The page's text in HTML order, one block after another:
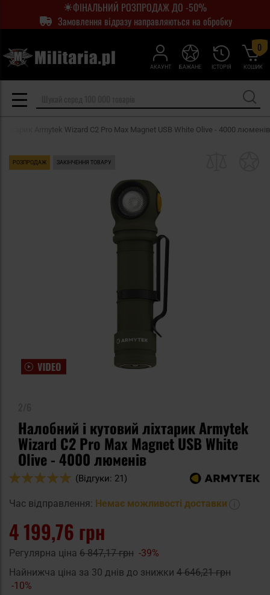
ФІНАЛЬНИЙ РОЗПРОДАЖ ДО -50%
Замовлення відразу направляються на обробку
АКАУНТ ІСТОРІЯ
БАЖАНЕ КОШИК
0
Armytek Wizard C2 Pro Max Magnet USB White Olive - 4000 люменів
РОЗПРОДАЖ ЗАКІНЧЕННЯ ТОВАРУ
Налобний і кутовий ліхтарик Armytek
Wizard C2 Pro Max Magnet USB White
Olive - 4000 люменів
Оцінка:
(Відгуки: 21)
Час відправлення: Немає можливості доставки
4 199,76 грн
Регулярна ціна 6 847,17 грн -39%
Найнижча ціна за 30 днів до знижки 4 646,21 грн
-10%